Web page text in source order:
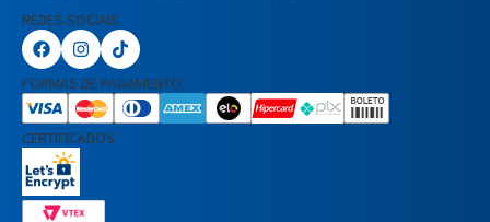
REDES SOCIAIS
FORMAS DE PAGAMENTO
CERTIFICADOS
Nome Completo